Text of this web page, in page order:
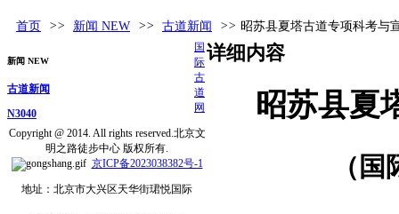
首页 >> 新闻 NEW >> 古道新闻 >> 昭苏县夏塔古道专项科考与
详细内容
昭苏县夏
（
新闻 NEW
古道新闻
N3040
国
际
古
道
网
Copyright @ 2014. All rights reserved.北京文
明之路徒步中心 版权所有.
京ICP备2023038382号-1
地址：北京市大兴区天华街珺悦国际